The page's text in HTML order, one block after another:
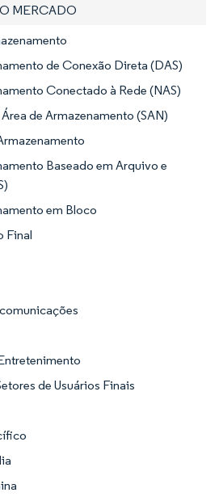
MERCADO
de Conexão Direta (DAS)
Conectado à Rede (NAS)
de Armazenamento (SAN)
Baseado em Arquivo e
em Bloco
Final
de Usuários Finais